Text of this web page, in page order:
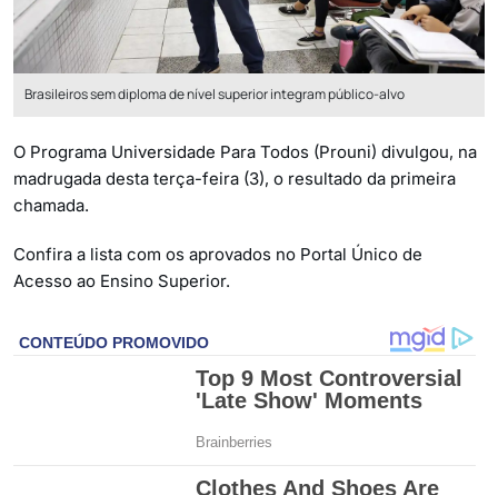
Brasileiros sem diploma de nível superior integram público-alvo
O Programa Universidade Para Todos (Prouni) divulgou, na
madrugada desta terça-feira (3), o resultado da primeira
chamada.
Confira a lista com os aprovados no Portal Único de
Acesso ao Ensino Superior.